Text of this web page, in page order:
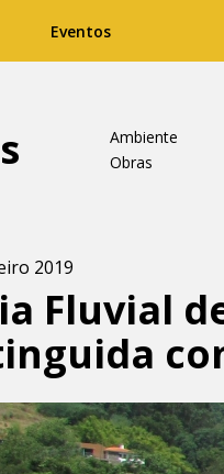
Eventos
Ambiente
Obras
2019
Fluvial